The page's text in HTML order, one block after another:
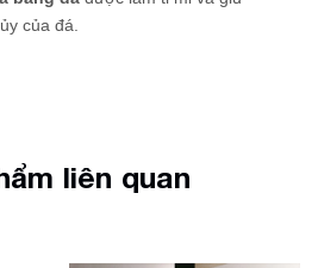
của đá.
liên quan